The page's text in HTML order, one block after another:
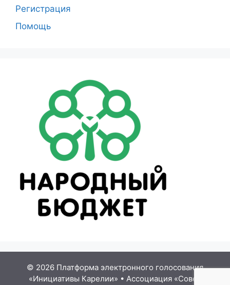
Регистрация
Помощь
© 2026 Платформа электронного голосования
«Инициативы Карелии» • Ассоциация «Совет